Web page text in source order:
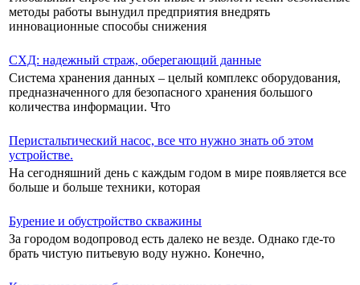
методы работы вынудил предприятия внедрять
инновационные способы снижения
СХД: надежный страж, оберегающий данные
Система хранения данных – целый комплекс оборудования,
предназначенного для безопасного хранения большого
количества информации. Что
Перистальтический насос, все что нужно знать об этом
устройстве.
На сегодняшний день с каждым годом в мире появляется все
больше и больше техники, которая
Бурение и обустройство скважины
За городом водопровод есть далеко не везде. Однако где-то
брать чистую питьевую воду нужно. Конечно,